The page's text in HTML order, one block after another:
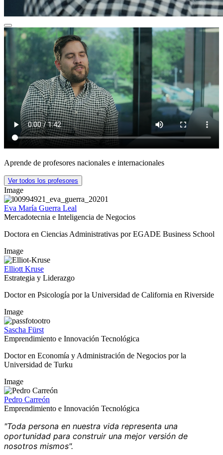
Aprende de profesores nacionales e internacionales
Ver todos los profesores
Image
Eva María Guerra Leal
Mercadotecnia e Inteligencia de Negocios
Doctora en Ciencias Administrativas por EGADE Business School
Image
Elliott Kruse
Estrategia y Liderazgo
Doctor en Psicología por la Universidad de California en Riverside
Image
Sascha Fürst
Emprendimiento e Innovación Tecnológica
Doctor en Economía y Administración de Negocios por la
Universidad de Turku
Image
Pedro Carreón
Emprendimiento e Innovación Tecnológica
"Toda persona en nuestra vida representa una
oportunidad para construir una mejor versión de
nosotros mismos".